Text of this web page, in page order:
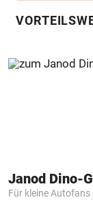
Janod Dino-
Für kleine Autofans